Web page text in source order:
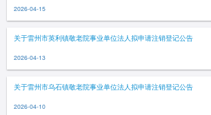
2026-04-15
关于雷州市英利镇敬老院事业单位法人拟申请注销登记公告
2026-04-13
关于雷州市乌石镇敬老院事业单位法人拟申请注销登记公告
2026-04-10